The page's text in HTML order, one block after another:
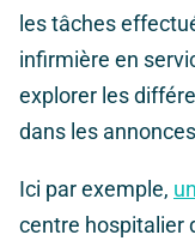
les tâches
infirmière en
explorer les
dans les
Ici par exemple,
centre hospitalier